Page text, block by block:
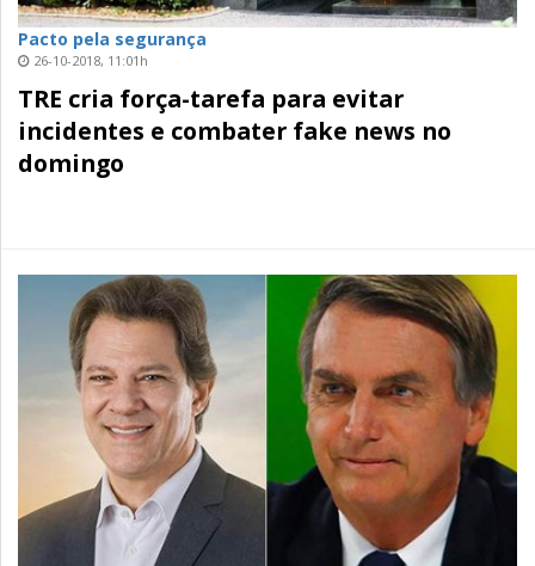
Pacto pela segurança
26-10-2018, 11:01h
TRE cria força-tarefa para evitar
incidentes e combater fake news no
domingo